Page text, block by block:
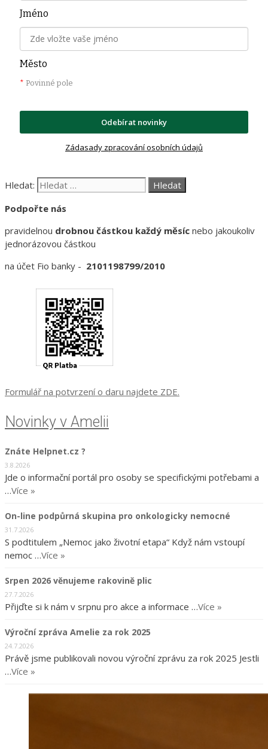
Jméno
Město
* Povinné pole
Odebírat novinky
Zádasady zpracování osobních údajů
Hledat:
Podpořte nás
pravidelnou drobnou částkou každý měsíc nebo jakoukoliv
jednorázovou částkou
na účet Fio banky - 2101198799/2010
Formulář na potvrzení o daru najdete ZDE.
Novinky v Amelii
Znáte Helpnet.cz ?
3.8.2026
Jde o informační portál pro osoby se specifickými potřebami a
…Více »
On-line podpůrná skupina pro onkologicky nemocné
31.7.2026
S podtitulem „Nemoc jako životní etapa“ Když nám vstoupí
nemoc …Více »
Srpen 2026 věnujeme rakovině plic
27.7.2026
Přijďte si k nám v srpnu pro akce a informace …Více »
Výroční zpráva Amelie za rok 2025
24.7.2026
Právě jsme publikovali novou výroční zprávu za rok 2025 Jestli
…Více »